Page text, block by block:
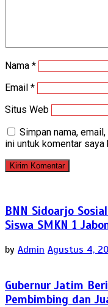
Nama *
Email *
Situs Web
Simpan nama,
ini untuk komentar saya
BNN Sidoarjo
Siswa SMKN 1
by Admin Agustus 4,
Gubernur Jatim
Pembimbing dan